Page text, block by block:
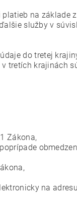
na základe
služby v
do tretej
tretích krajinách
Zákona,
na